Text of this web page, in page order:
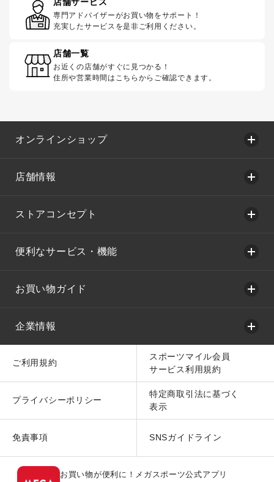
専門アドバイザーがお買い物をサポート！
充実したサービスを是非ご利用ください。
店舗一覧
お近くの店舗がすぐに見つかる！
住所や営業時間はこちらからご確認できます。
オンラインショップ
店舗情報
ストアコンセプト
便利なサービス・機能
お買い物ガイド
企業情報
ご利用規約
スポーツマイル会員
サービス利用規約
プライバシーポリシー
特定商取引法に基づく
表示
免責事項 SNSガイドライン
お買い物が便利に！メガスポーツ公式アプリ